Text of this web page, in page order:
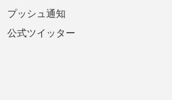
プッシュ通知
公式ツイッター